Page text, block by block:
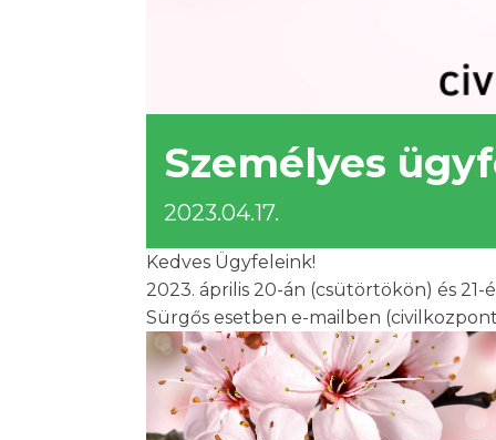
Személyes
2023.04.17.
Kedves Ügyfeleink!
2023. április 20-án (csütörtökön) és
Sürgős esetben e-mailben